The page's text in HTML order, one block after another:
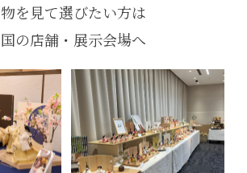
を見て選びたい方は
の店舗・展示会場へ